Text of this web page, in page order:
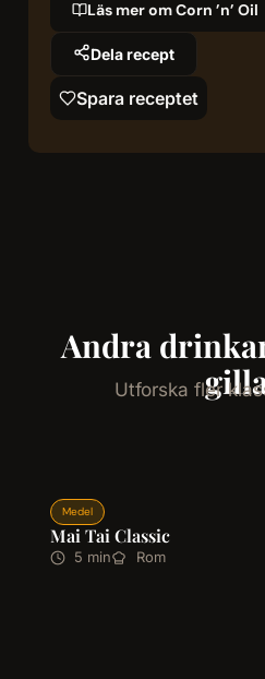
Läs mer om Corn ’n’ Oil
Dela recept
Spara receptet
Andra
Utforska fler
Medel
Mai Tai Classic
5 min Rom